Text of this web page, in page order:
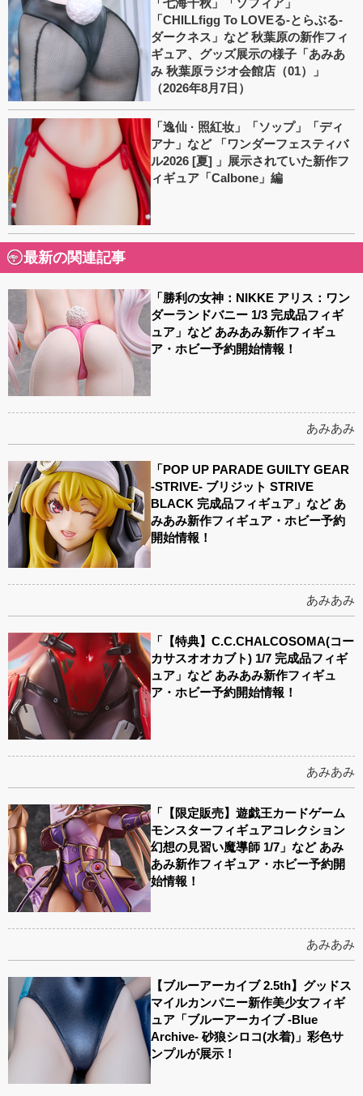
「CHILLfigg To LOVEる-とらぶる-
ダークネス」など 秋葉原の新作フィ
ギュア、グッズ展示の様子「あみあ
み 秋葉原ラジオ会館店（01）」
（2026年8月7日）
「逸仙 · 照紅妆」「ソップ」「ディ
アナ」など 「ワンダーフェスティバ
ル2026 [夏] 」展示されていた新作フ
ィギュア「Calbone」編
最新の関連記事
「勝利の女神：NIKKE アリス：ワン
ダーランドバニー 1/3 完成品フィギ
ュア」など あみあみ新作フィギュ
ア・ホビー予約開始情報！
あみあみ
「POP UP PARADE GUILTY GEAR
-STRIVE- ブリジット STRIVE
BLACK 完成品フィギュア」など あ
みあみ新作フィギュア・ホビー予約
開始情報！
あみあみ
「【特典】C.C.CHALCOSOMA(コー
カサスオオカブト) 1/7 完成品フィギ
ュア」など あみあみ新作フィギュ
ア・ホビー予約開始情報！
あみあみ
「【限定販売】遊戯王カードゲーム
モンスターフィギュアコレクション
幻想の見習い魔導師 1/7」など あみ
あみ新作フィギュア・ホビー予約開
始情報！
あみあみ
【ブルーアーカイブ 2.5th】グッドス
マイルカンパニー新作美少女フィギ
ュア「ブルーアーカイブ -Blue
Archive- 砂狼シロコ(水着)」彩色サ
ンプルが展示！